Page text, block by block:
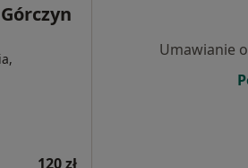
120 zł
Umawianie